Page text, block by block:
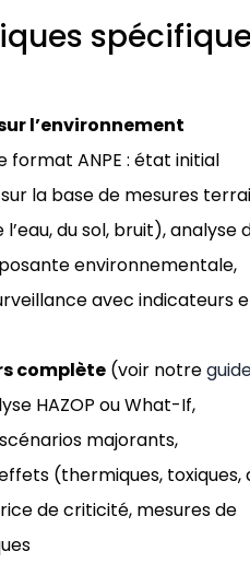
l’environnement
format ANPE : état initial
la base de mesures
l’eau, du sol, bruit), analyse
environnementale,
avec indicateurs
complète (voir notre
HAZOP ou What-If,
majorants,
(thermiques, toxiques,
de criticité, mesures de